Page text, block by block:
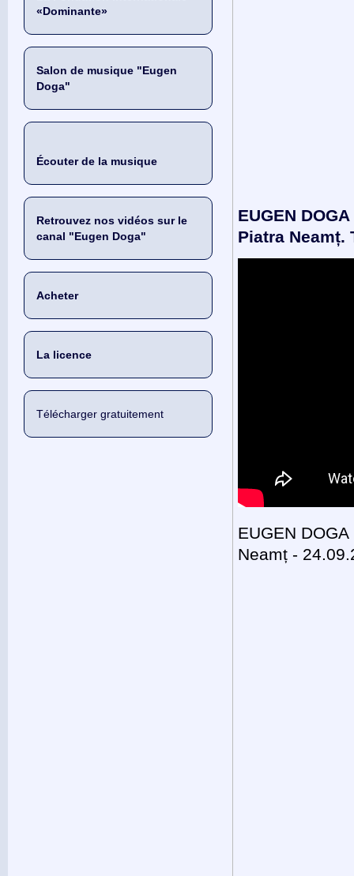
«Dominante»
Salon de musique "Eugen
Doga"
Écouter de la musique
Retrouvez nos vidéos sur le
canal "Eugen Doga"
Acheter
La licence
Télécharger gratuitement
EUGEN
Piatra Neamț.
EUGEN
Neamț -